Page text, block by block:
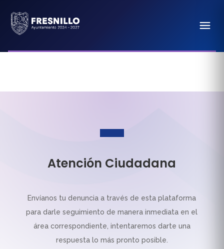
Atención Ciudadana
Envíanos tu denuncia a través de esta plataforma
para darle seguimiento de manera inmediata en el
área correspondiente, intentaremos darte una
respuesta lo más pronto posible.